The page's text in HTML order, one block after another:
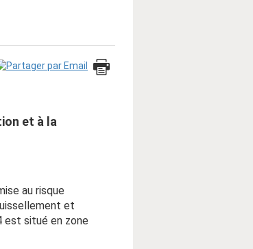
et à la
au risque
et
est situé en zone